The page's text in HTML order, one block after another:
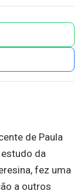
de Paula
da
fez uma
a outros